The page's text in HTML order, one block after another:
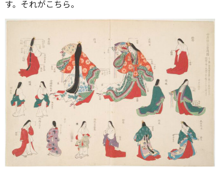
す。それがこちら。